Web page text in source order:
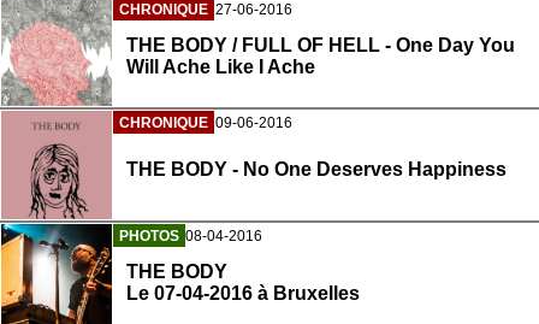
CHRONIQUE 27-06-2016
THE BODY / FULL OF HELL - One Day You
Will Ache Like I Ache
CHRONIQUE 09-06-2016
THE BODY - No One Deserves Happiness
PHOTOS 08-04-2016
THE BODY
Le 07-04-2016 à Bruxelles